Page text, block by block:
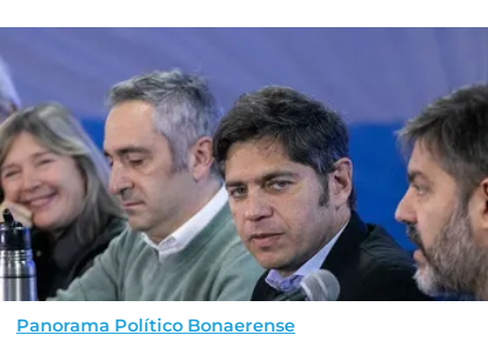
Panorama Político Bonaerense